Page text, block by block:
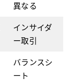
異なる
インサイダ
ー取引
バランスシ
ート